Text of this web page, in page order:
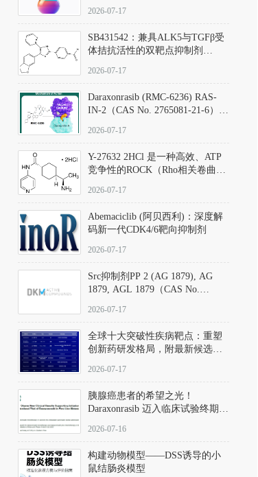
范
2026-07-17
SB431542：兼具ALK5与TGFβ受
体拮抗活性的双靶点抑制剂
D801067）
2026-07-17
Daraxonrasib (RMC-6236) RAS-
IN-2（CAS No. 2765081-21-6）：
向KRAS/NRAS/HRAS的广谱RAS
2026-07-17
Y-27632 2HCl 是一种高效、ATP
竞争性的ROCK（Rho相关卷曲螺
同等抑制ROCK1与ROCK2；其通
过精准嵌入激酶的ATP结合位点
发挥抑制作用，对ROCK1和
ROCK2的解离常数（Ki）分别为
140 nM和300 nM；在众多丝氨酸/
中，其靶向ROCK的选择性超过
200倍，凸显出优异的分子特异
2026-07-17
Abemaciclib (阿贝西利)：深度解
码新一代CDK4/6靶向抑制剂
2026-07-17
Src抑制剂PP 2 (AG 1879), AG
1879, AGL 1879（CAS No.
应用指南
2026-07-17
全球十大突破性疾病靶点：重塑
创新药研发格局，附最新候选分
2026-07-17
胰腺癌患者的希望之光！
Daraxonrasib 迈入临床试验终期阶
2026-07-16
构建动物模型——DSS诱导的小
鼠结肠炎模型